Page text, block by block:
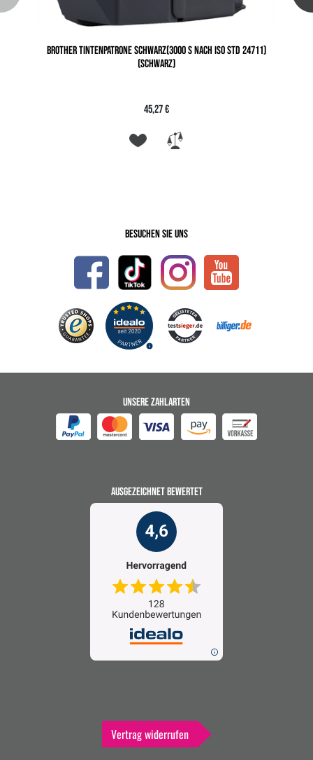
BROTHER TINTENPATRONE SCHWARZ(3000 S NACH ISO STD 24711)
(SCHWARZ)
45,27 €
Besuchen Sie uns
UNSERE ZAHLARTEN
AUSGEZEICHNET BEWERTET
Vertrag widerrufen